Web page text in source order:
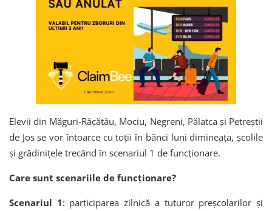
Elevii din Măguri-Răcătău, Mociu, Negreni, Pălatca și Petreștii
de Jos se vor întoarce cu toții în bănci luni dimineața, școlile
și grădinițele trecând în scenariul 1 de funcționare.
Care sunt scenariile de funcționare?
Scenariul 1: participarea zilnică a tuturor preșcolarilor și